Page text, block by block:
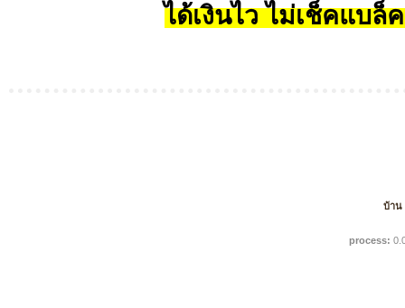
ได้เงินไว ไม่เช็คแบล็
บ้าน
process: